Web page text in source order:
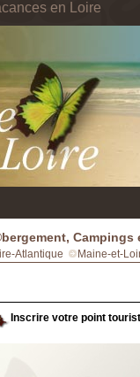
en Loire
Campings
Atlantique Maine-et-
Inscrire votre point